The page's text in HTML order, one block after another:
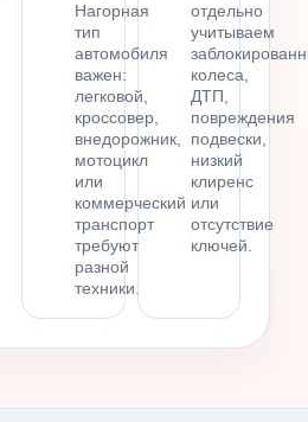
Нагорная
тип
автомобиля
важен:
легковой,
кроссовер,
внедорожник,
мотоцикл
или
коммерческий
транспорт
требуют
разной
техники.
отдельно
учитываем
колеса,
ДТП,
повреждения
подвески,
низкий
клиренс
или
отсутствие
ключей.